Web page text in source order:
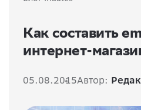
Как составить
интернет-
05.08.2015Автор: